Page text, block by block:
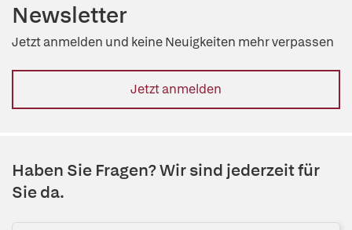
Newsletter
Jetzt anmelden und keine Neuigkeiten mehr verpassen
Jetzt anmelden
Haben Sie Fragen? Wir sind jederzeit für
Sie da.